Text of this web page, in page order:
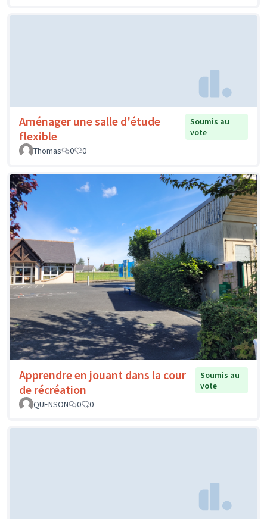
Aménager une salle d'étude
flexible
Soumis au
vote
Thomas
0 0
Apprendre en jouant dans la cour
de récréation
Soumis au
vote
QUENSON
0 0